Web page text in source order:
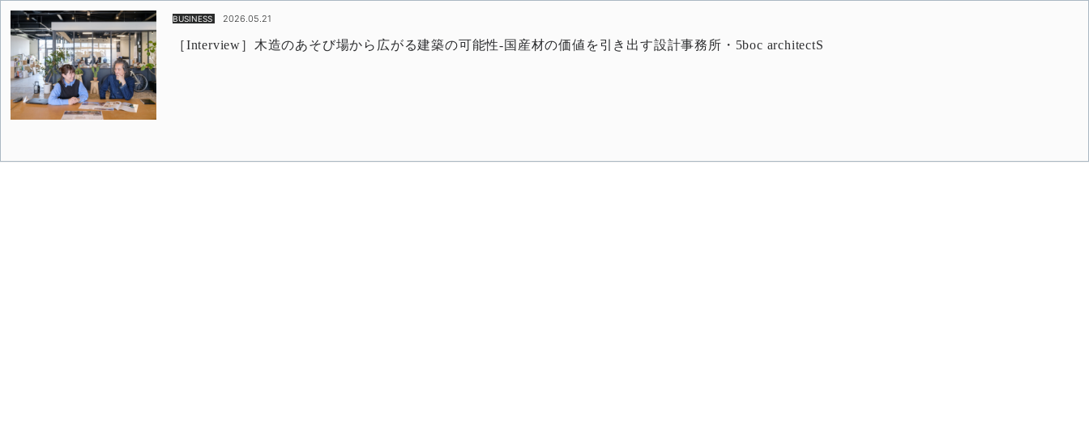
BUSINESS 2026.05.21
［Interview］木造のあそび場から広がる建築の可能性-国産材の価値を引き出す設計事務所・5boc architectS